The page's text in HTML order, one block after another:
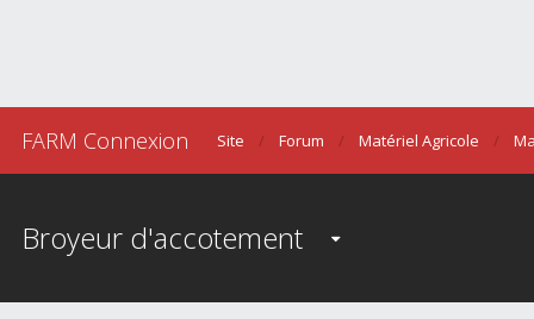
FARM Connexion Site Forum Matériel Agricole
Broyeur d'accotement